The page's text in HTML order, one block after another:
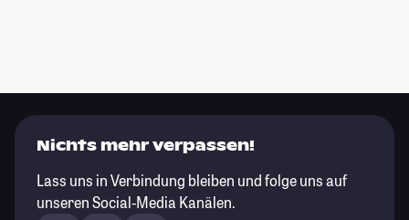
Nichts mehr verpassen!
Lass uns in Verbindung bleiben und folge uns auf
unseren Social-Media Kanälen.